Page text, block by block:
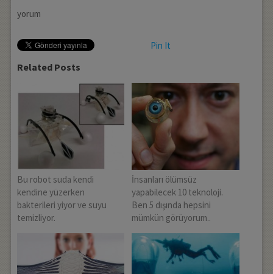
yorum
Pin It
Related Posts
Bu robot suda kendi
kendine yüzerken
bakterileri yiyor ve suyu
temizliyor.
İnsanları ölümsüz
yapabilecek 10 teknoloji.
Ben 5 dışında hepsini
mümkün görüyorum..